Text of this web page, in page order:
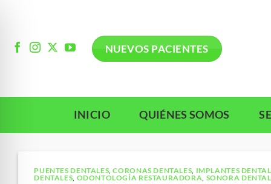
contenido
NUEVOS PACIENTES
INICIO QUIÉNES SOMOS
PUENTES DENTALES,CORONAS DENTALES, IMPLANTES
DENTALES, ODONTOLOGÍA RESTAURADORA, SONORA